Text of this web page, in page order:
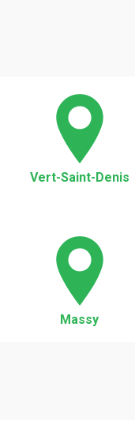
Vert-Saint-Denis
Massy